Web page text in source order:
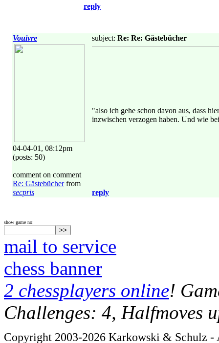
reply
Vouivre
04-04-01, 08:12pm
(posts: 50)
comment on comment
Re: Gästebücherfrom
secpris
subject: Re: Re: Gästebücher
"also ich gehe schon davon aus, dass
inzwischen verzogen haben. Und wie
reply
show game no:
mail to service
chess banner
2 chessplayers online!
Challenges: 4, Halfmoves
Copyright 2003-2026 Karkowski & Schulz